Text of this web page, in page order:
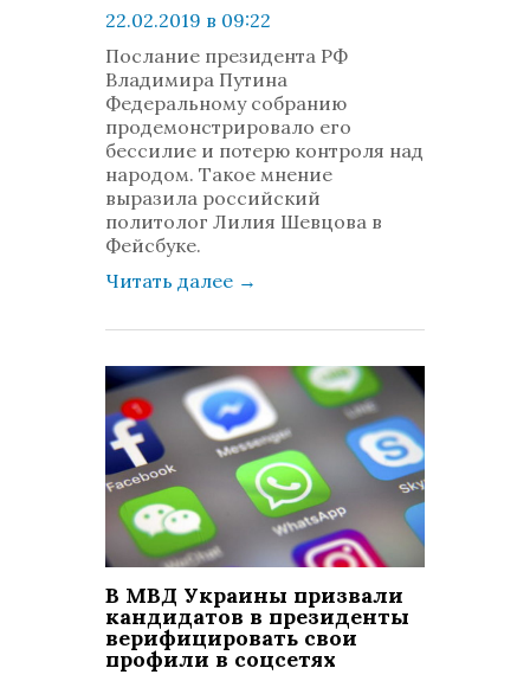
22.02.2019 в 09:22
комментариев: 0
Послание президента РФ
Владимира Путина
Федеральному собранию
продемонстрировало его
бессилие и потерю контроля над
народом. Такое мнение
выразила российский
политолог Лилия Шевцова в
Фейсбуке.
Читать далее →
В МВД Украины призвали
кандидатов в президенты
верифицировать свои
профили в соцсетях